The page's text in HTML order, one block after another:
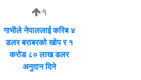
१
गाभीले नेपाललाई करिब ४
डलर बराबरको खोप र १
करोड ८० लाख डलर
अनुदान दिने